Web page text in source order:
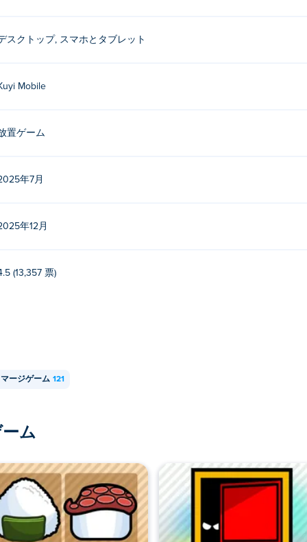
はどうすればいいですか?
デスクトップでプレイできますか?
スクトップ, スマホとタブレット
Mobile
置ゲーム
年7月
年12月
(13,357 票)
マージゲーム 121
ム